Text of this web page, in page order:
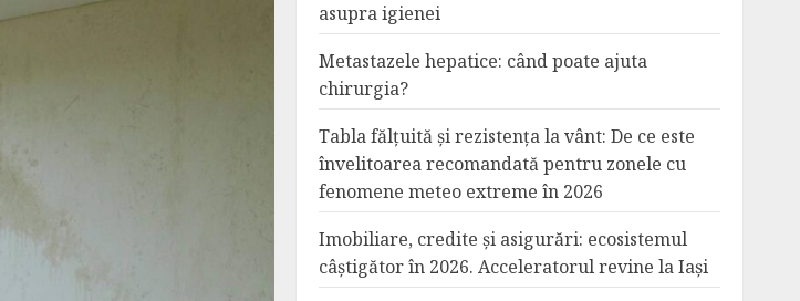
asupra igienei
Metastazele hepatice: când poate ajuta
chirurgia?
Tabla fălțuită și rezistența la vânt: De ce este
învelitoarea recomandată pentru zonele cu
fenomene meteo extreme în 2026
Imobiliare, credite și asigurări: ecosistemul
câștigător în 2026. Acceleratorul revine la Iași